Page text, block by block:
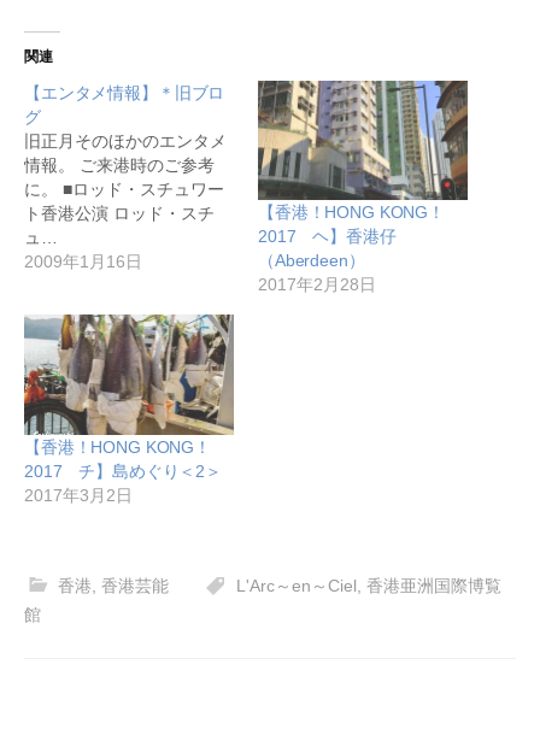
関連
【エンタメ情報】＊旧ブロ
グ
旧正月そのほかのエンタメ
情報。 ご来港時のご参考
に。 ■ロッド・スチュワー
ト香港公演 ロッド・スチ
ュ…
2009年1月16日
【香港！HONG KONG！
2017 ヘ】香港仔
（Aberdeen）
2017年2月28日
【香港！HONG KONG！
2017 チ】島めぐり＜2＞
2017年3月2日
香港 香港芸能 L'Arc～en～Ciel 香港亜洲国際博覧
館